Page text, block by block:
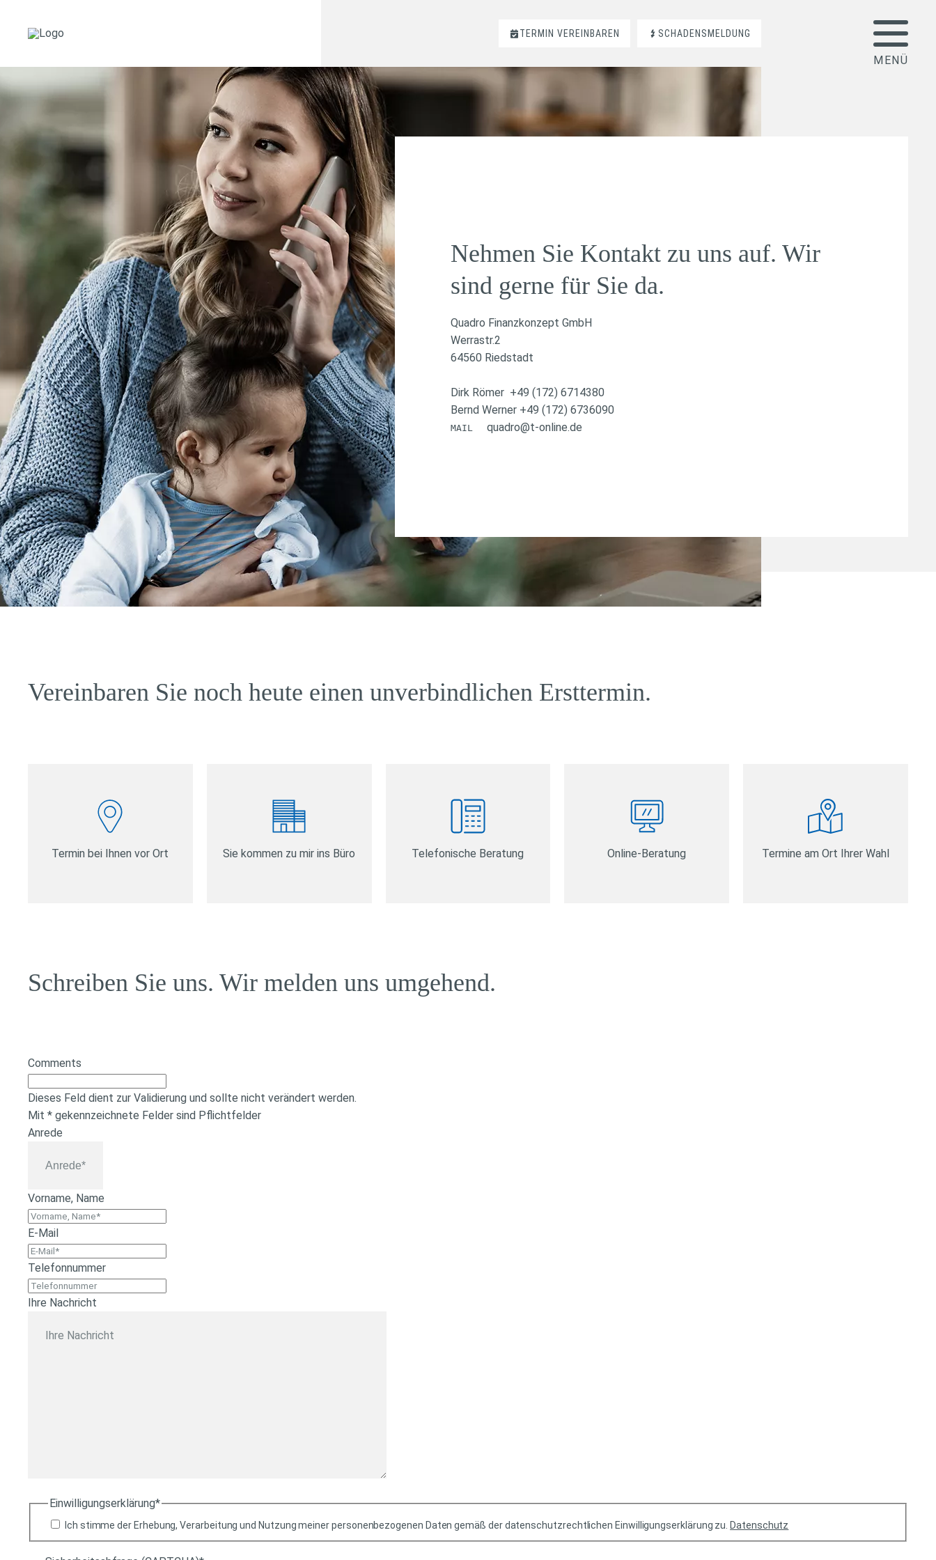
TERMIN VEREINBAREN SCHADENSMELDUNG
Nehmen Sie Kontakt zu uns auf. Wir
sind gerne für Sie da.
Quadro Finanzkonzept GmbH
Werrastr.2
64560 Riedstadt
Dirk Römer +49 (172) 6714380
Bernd Werner +49 (172) 6736090
MAIL quadro@t-online.de
Vereinbaren Sie noch heute einen unverbindlichen Ersttermin.
Termin bei Ihnen vor Ort Sie kommen zu mir ins Büro Telefonische Beratung Online-Beratung Termine am Ort Ihrer Wahl
Schreiben Sie uns. Wir melden uns umgehend.
Comments
Dieses Feld dient zur Validierung und sollte nicht verändert werden.
Mit * gekennzeichnete Felder sind Pflichtfelder
Anrede
Vorname, Name
E-Mail
Telefonnummer
Ihre Nachricht
Einwilligungserklärung*
Ich stimme der Erhebung, Verarbeitung und Nutzung meiner personenbezogenen Daten gemäß der datenschutzrechtlichen Einwilligungserklärung zu.Datenschutz